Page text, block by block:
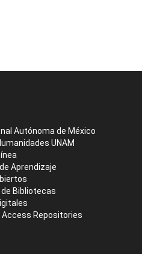
Autónoma de México
UNAM
Aprendizaje
de Bibliotecas
Access Repositories